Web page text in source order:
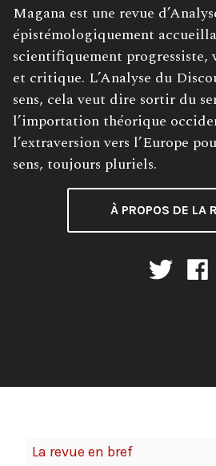
Description
de
la
revue:
Magana est une revue
épistémologiquement
scientifiquement
et critique. L’Analyse du
sens, cela veut dire sortir du
l’importation théorique
l’extraversion vers l’Europe
sens, toujours pluriels.
À PROPOS DE LA
La revue en bref